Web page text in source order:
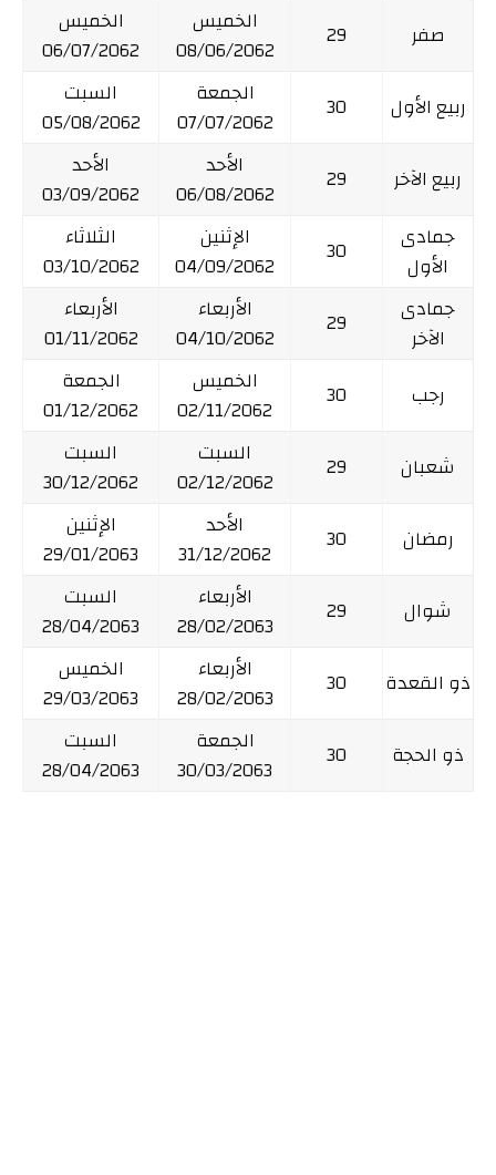
صفر
29
الخميس
08/06/2062
الخميس
06/07/2062
ربيع الأول
30
الجمعة
07/07/2062
السبت
05/08/2062
ربيع الآخر
29
الأحد
06/08/2062
الأحد
03/09/2062
جمادى
الأول
30
الإثنين
04/09/2062
الثلاثاء
03/10/2062
جمادى
الآخر
29
الأربعاء
04/10/2062
الأربعاء
01/11/2062
رجب
30
الخميس
02/11/2062
الجمعة
01/12/2062
شعبان
29
السبت
02/12/2062
السبت
30/12/2062
رمضان
30
الأحد
31/12/2062
الإثنين
29/01/2063
شوال
29
الأربعاء
28/02/2063
السبت
28/04/2063
ذو القعدة
30
الأربعاء
28/02/2063
الخميس
29/03/2063
ذو الحجة
30
الجمعة
30/03/2063
السبت
28/04/2063